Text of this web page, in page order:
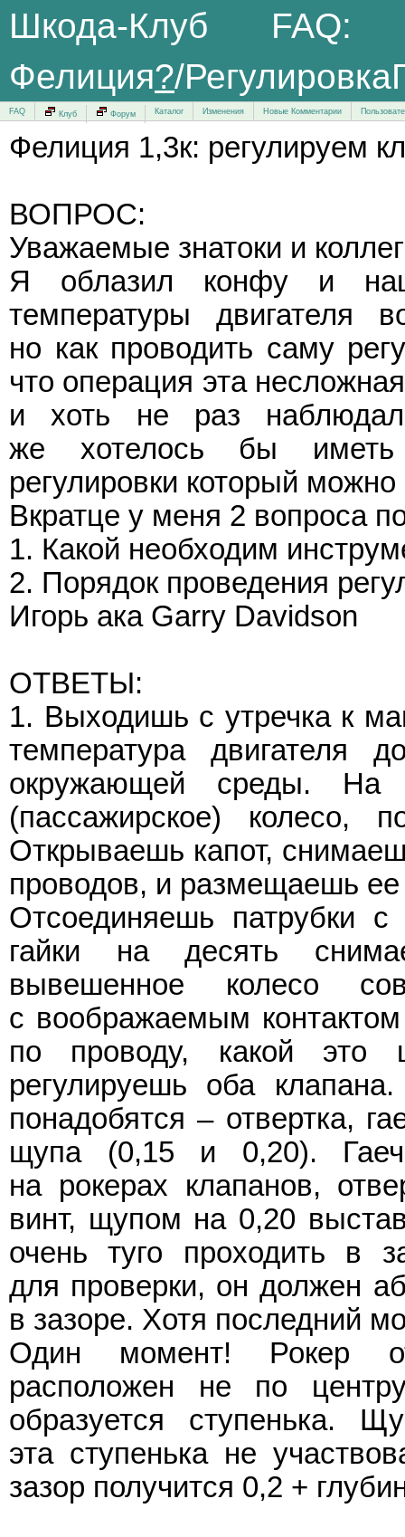
Шкода-Клуб
Фелиция?/
FAQ Клуб Форум Каталог Изменения Новые Комментарии
Фелиция 1,3к: регулируем
ВОПРОС:
Уважаемые знатоки и
Я облазил конфу и
температуры двигателя
но как проводить саму
что операция эта
и хоть не раз
же хотелось бы иметь
регулировки который
Вкратце у меня 2 вопроса
1. Какой необходим
2. Порядок проведения
Игорь ака Garry Davidson
ОТВЕТЫ:
1. Выходишь с утречка к
температура двигателя
окружающей среды. На
(пассажирское) колесо,
Открываешь капот,
проводов, и размещаешь
Отсоединяешь патрубки
гайки на десять
вывешенное колесо
с воображаемым
по проводу, какой это
регулируешь оба
понадобятся – отвертка,
щупа (0,15 и 0,20).
на рокерах клапанов,
винт, щупом на 0,20
очень туго проходить в
для проверки, он должен
в зазоре. Хотя последний
Один момент! Рокер
расположен не по
образуется ступенька.
эта ступенька не
зазор получится 0,2 +